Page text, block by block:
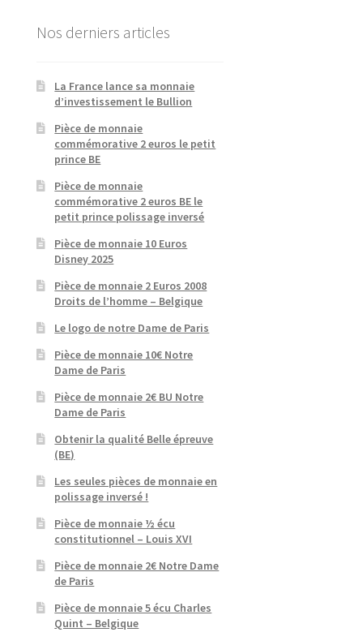
Nos derniers articles
La France lance sa monnaie
d’investissement le Bullion
Pièce de monnaie
commémorative 2 euros le petit
prince BE
Pièce de monnaie
commémorative 2 euros BE le
petit prince polissage inversé
Pièce de monnaie 10 Euros
Disney 2025
Pièce de monnaie 2 Euros 2008
Droits de l’homme – Belgique
Le logo de notre Dame de Paris
Pièce de monnaie 10€ Notre
Dame de Paris
Pièce de monnaie 2€ BU Notre
Dame de Paris
Obtenir la qualité Belle épreuve
(BE)
Les seules pièces de monnaie en
polissage inversé !
Pièce de monnaie ½ écu
constitutionnel – Louis XVI
Pièce de monnaie 2€ Notre Dame
de Paris
Pièce de monnaie 5 écu Charles
Quint – Belgique